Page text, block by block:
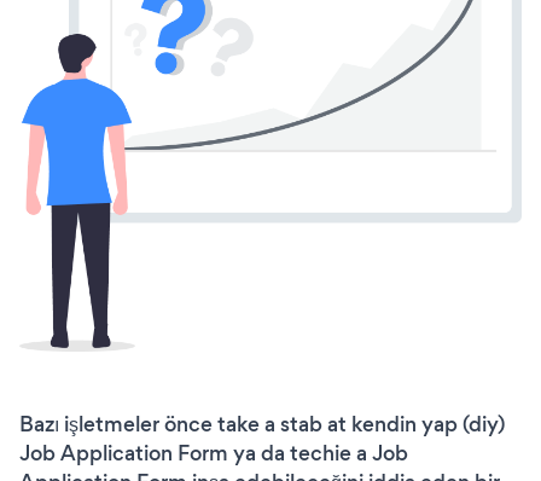
Bazı işletmeler önce take a stab at kendin yap (diy)
Job Application Form ya da techie a Job